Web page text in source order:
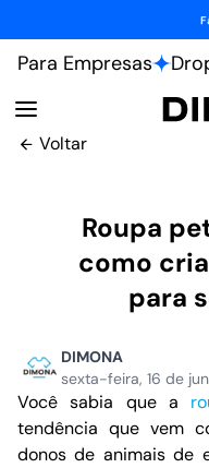
Para Empresas
Voltar
Roupa
como
para
DIMONA
sexta-feira, 16 de
Você sabia que a
tendência que vem
donos de animais de